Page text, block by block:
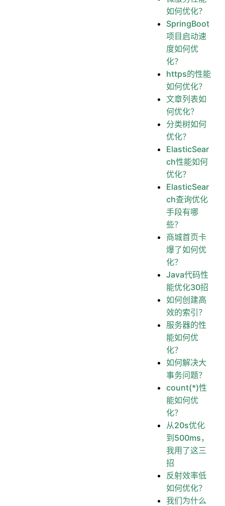
如何优化？
SpringBoot
项目启动速
度如何优
化？
https的性能
如何优化？
文章列表如
何优化？
分类树如何
优化？
ElasticSear
ch性能如何
优化？
ElasticSear
ch查询优化
手段有哪
些？
商城首页卡
爆了如何优
化？
Java代码性
能优化30招
如何创建高
效的索引？
服务器的性
能如何优
化？
如何解决大
事务问题？
count(*)性
能如何优
化？
从20s优化
到500ms，
我用了这三
招
反射效率低
如何优化？
我们为什么